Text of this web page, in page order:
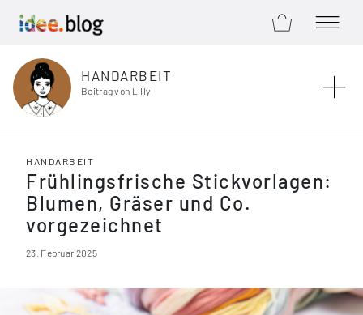
ZUM SHOPMENÜ
HANDARBEIT
Beitrag von Lilly
HANDARBEIT
Frühlingsfrische Stickvorlagen:
Blumen, Gräser und Co.
vorgezeichnet
23. Februar 2025